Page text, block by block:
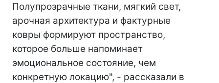
Полупрозрачные ткани, мягкий свет,
арочная архитектура и фактурные
ковры формируют пространство,
которое больше напоминает
эмоциональное состояние, чем
конкретную локацию", - рассказали в